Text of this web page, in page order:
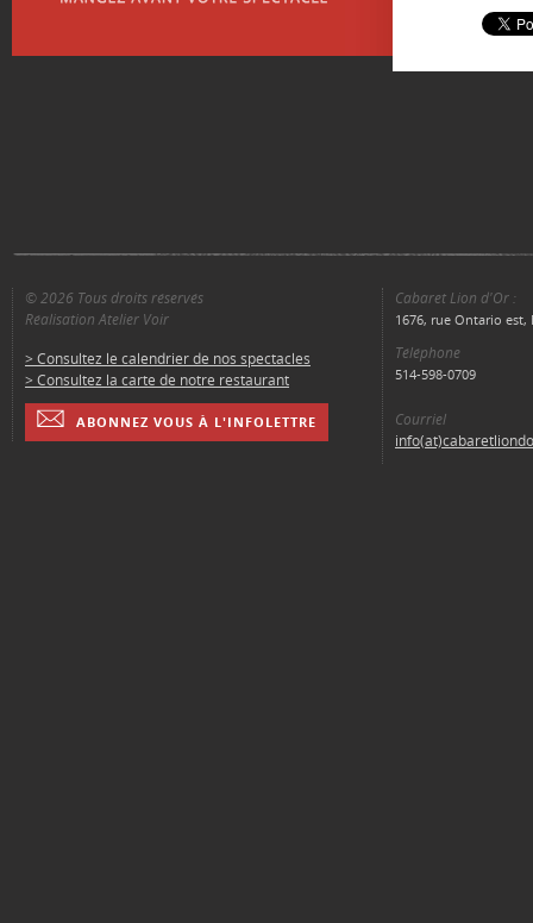
© 2026 Tous droits réservés
Réalisation Atelier Voir
> Consultez le calendrier de nos spectacles
> Consultez la carte de notre restaurant
ABONNEZ VOUS À L'INFOLETTRE
Cabaret Lion d'Or :
1676, rue Ontario est,
Téléphone
514-598-0709
Courriel